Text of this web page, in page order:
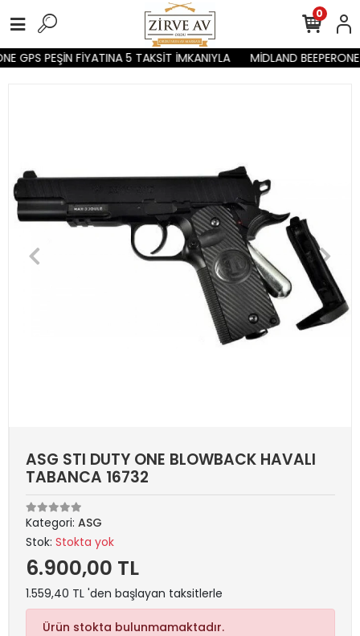
GPS PEŞİN FİYATINA 5 TAKSİT İMKANIYLA MİDLAND
0
ASG STI DUTY ONE BLOWBACK HAVALI
TABANCA 16732
Kategori: ASG
Stok: Stokta yok
6.900,00 TL
1.559,40 TL 'den başlayan taksitlerle
Ürün stokta bulunmamaktadır.